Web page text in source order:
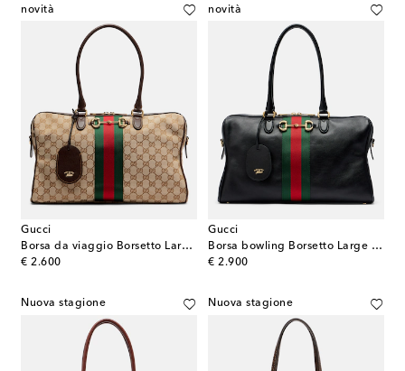
novità
Gucci
Borsa da viaggio Borsetto Large in canvas GG
€ 2.600
original price
novità
Gucci
Borsa bowling Borsetto Large in pelle
€ 2.900
original price
Nuova stagione Nuova stagione